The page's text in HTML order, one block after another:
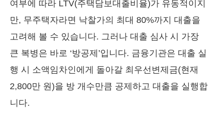
여부에 따라 LTV(주택담보대출비율)가 유동적이지
만, 무주택자라면 낙찰가의 최대 80%까지 대출을
고려해 볼 수 있습니다. 그러나 대출 심사 시 가장
큰 복병은 바로 ‘방공제’입니다. 금융기관은 대출 실
행 시 소액임차인에게 돌아갈 최우선변제금(현재
2,800만 원)을 방 개수만큼 공제하고 대출을 실행합
니다.